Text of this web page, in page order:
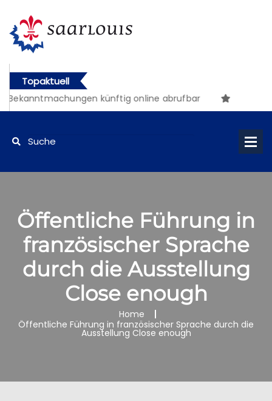
Topaktuell
künftig online abrufbar
Öffentliche Führung in
französischer Sprache
durch die Ausstellung
Close enough
Home
Öffentliche Führung in französischer Sprache durch die
Ausstellung Close enough